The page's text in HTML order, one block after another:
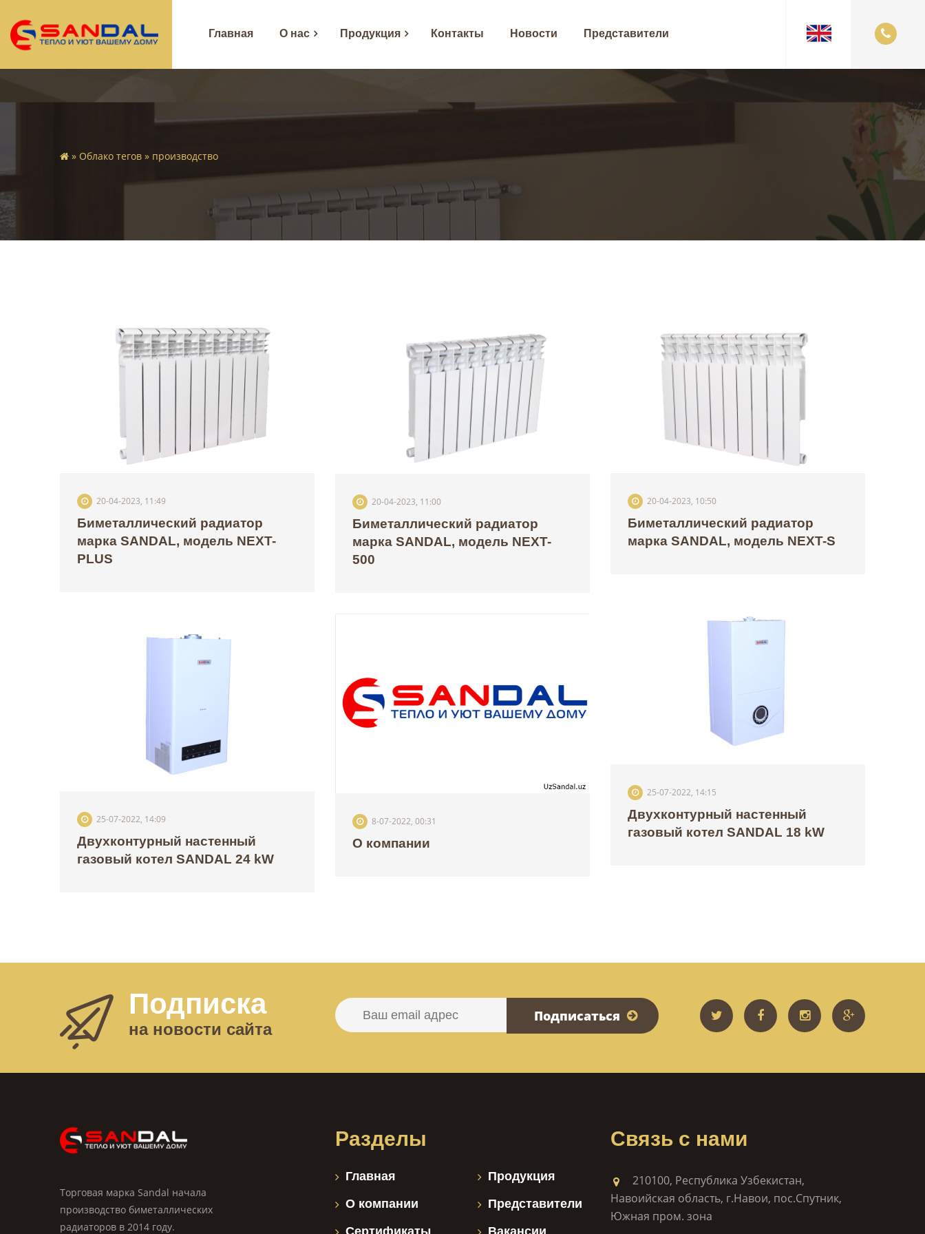
Главная О нас Продукция Контакты Новости Представители
» Облако тегов » производство
20-04-2023, 11:49
Биметаллический радиатор
марка SANDAL, модель NEXT-
PLUS
20-04-2023, 11:00
Биметаллический радиатор
марка SANDAL, модель NEXT-
500
20-04-2023, 10:50
Биметаллический радиатор
марка SANDAL, модель NEXT-S
25-07-2022, 14:15
Двухконтурный настенный
газовый котел SANDAL 18 kW
25-07-2022, 14:09
Двухконтурный настенный
газовый котел SANDAL 24 kW
8-07-2022, 00:31
О компании
Подписка
на новости сайта
Подписаться
Торговая марка Sandal начала
производство биметаллических
радиаторов в 2014 году.
Разделы
Главная
О компании
Продукция
Представители
Связь с нами
210100, Республика Узбекистан,
Навоийская область, г.Навои, пос.Спутник,
Южная пром. зона